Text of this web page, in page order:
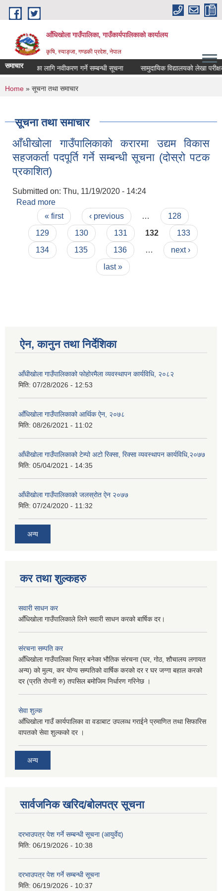
Skip to main content
आँधिखोला गाउँपालिका, गाउँकार्यपालिकाको कार्यालय
कृषि, स्याङ्जा, गण्डकी प्रदेश, नेपाल
समाचारखर्चका लागि नवीकरण गर्ने सम्बन्धी सूचना सामुदायिक विद्यालयको लेखा
You are here
Home » सूचना तथा समाचार
सूचना तथा समाचार
आँधीखोला गाउँपालिकाको करारमा उद्यम विकास
सहजकर्ता पदपूर्ति गर्ने सम्बन्धी सूचना (दोस्रो पटक
प्रकाशित)
Submitted on: Thu, 11/19/2020 - 14:24
Read more
सहजकर्ता पदपूर्ति गर्ने सम्बन्धी सूचना (दोस्रो पटक
प्रकाशित)
Pages« first ‹ previous …
128
129
130 131 132
133
134
135 136 …
next ›
last »
ऐन, कानुन तथा निर्देशिका
आँधीखोला गाउँपालिकाको फोहोरमैला व्यवस्थापन कार्यविधि, २०८२
मिति: 07/28/2026 - 12:53
आँधिखोला गाउँपालिकाको आर्थिक ऐन, २०७८
मिति: 08/26/2021 - 11:02
आँधीखोला गाउँपालिकाको टेम्पो अटो रिक्सा, रिक्सा व्यवस्थापन कार्यविधि,२०७७
मिति: 05/04/2021 - 14:35
आँधीखोला गाउँपालिकाको जलस्रोत ऐन २०७७
मिति: 07/24/2020 - 11:32
अन्य
कर तथा शुल्कहरु
सवारी साधन कर
आँधिखोला गाउँपालिकाले लिने सवारी साधन करको बार्षिक दर।
संरचना सम्पति कर
आँधिखोला गाउँपालिका भित्र बनेका भौतिक संरचना (घर, गोठ, शौचालय लगायत
अन्य) को मुल्य, कर योग्य सम्पतिको वार्षिक करको दर र घर जग्गा बहाल करको
दर (प्रति रोपनी रु) तपसिल बमोजिम निर्धारण गरिनेछ ।
सेवा शुल्क
आँधिखोला गाउँ कार्यपालिका वा वडाबाट उपलव्ध गराईने प्रमाणित तथा सिफारिस
वापतको सेवा शुल्कको दर ।
अन्य
सार्वजनिक खरिद/बोलपत्र सूचना
दरभाउपत्र पेश गर्ने सम्बन्धी सूचना (आयुर्वेद)
मिति: 06/19/2026 - 10:38
दरभाउपत्र पेश गर्ने सम्बन्धी सूचना
मिति: 06/19/2026 - 10:37